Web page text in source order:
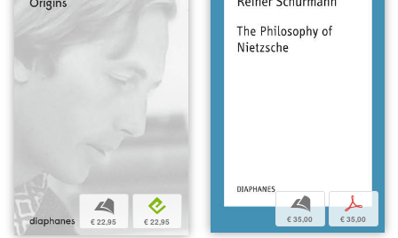
b
€ 22,95
e
€ 22,95
b
€ 35,00
p
€ 35,00